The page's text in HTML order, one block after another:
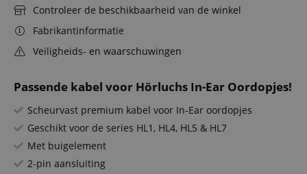
Passende kabel voor Hörluchs In-Ear Oordopjes!
Scheurvast premium kabel voor In-Ear oordopjes
Geschikt voor de series HL1, HL4, HL5 & HL7
Met buigelement
2-pin aansluiting
Controleer de beschikbaarheid van de winkel
Fabrikantinformatie
Veiligheids- en waarschuwingen